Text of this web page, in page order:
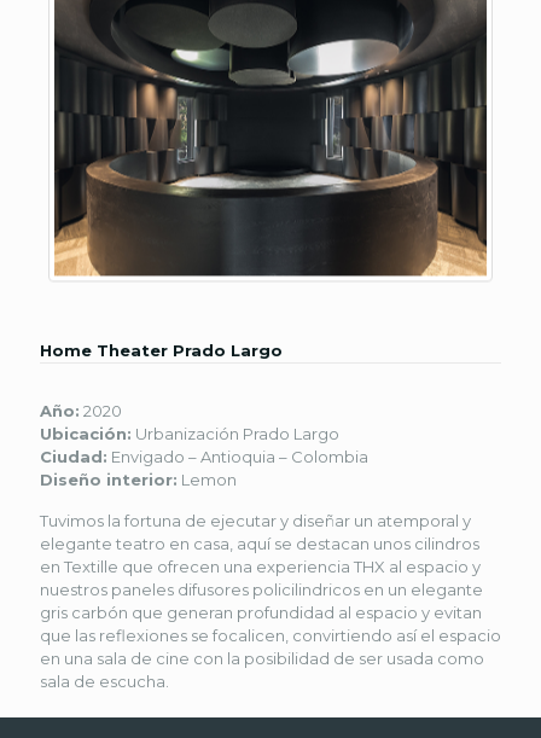
Home Theater Prado Largo
Año: 2020
Ubicación: Urbanización Prado Largo
Ciudad: Envigado – Antioquia – Colombia
Diseño interior: Lemon
Tuvimos la fortuna de ejecutar y diseñar un atemporal y
elegante teatro en casa, aquí se destacan unos cilindros
en Textille que ofrecen una experiencia THX al espacio y
nuestros paneles difusores policilindricos en un elegante
gris carbón que generan profundidad al espacio y evitan
que las reflexiones se focalicen, convirtiendo así el espacio
en una sala de cine con la posibilidad de ser usada como
sala de escucha.